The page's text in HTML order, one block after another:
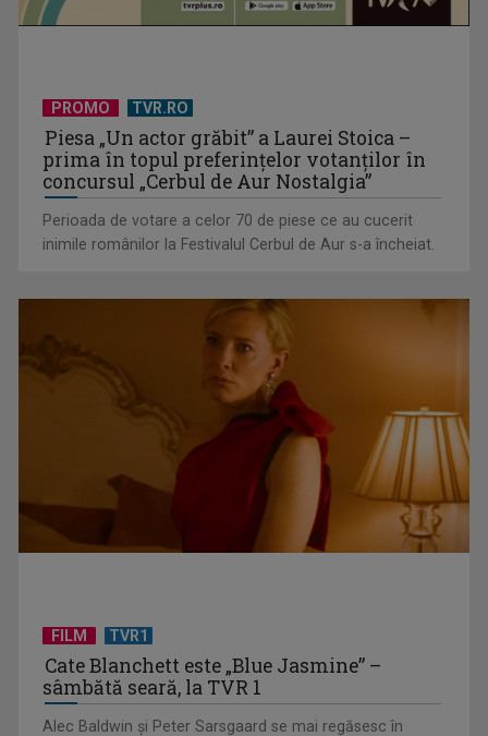
Federația SANITAS suspendă temporar greva generală din
sistemul sanitar
„E cool să fii cult!”, în curând la TVR 1 și TVR 2
PROMO TVR.RO
Piesa „Un actor grăbit” a Laurei Stoica –
prima în topul preferinţelor votanţilor în
concursul „Cerbul de Aur Nostalgia”
Perioada de votare a celor 70 de piese ce au cucerit
inimile românilor la Festivalul Cerbul de Aur s-a încheiat.
FILM TVR1
Cate Blanchett este „Blue Jasmine” –
sâmbătă seară, la TVR 1
Alec Baldwin şi Peter Sarsgaard se mai regăsesc în